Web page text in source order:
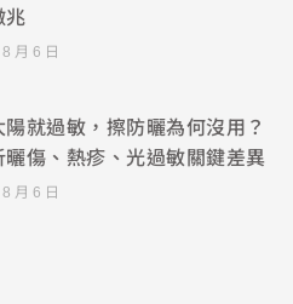
兆
月 6 日
就過敏，擦防曬為何沒用？
曬傷、熱疹、光過敏關鍵差異
月 6 日